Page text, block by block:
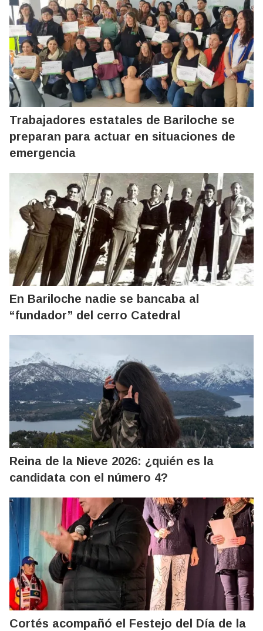
Trabajadores estatales de Bariloche se
preparan para actuar en situaciones de
emergencia
En Bariloche nadie se bancaba al
“fundador” del cerro Catedral
Reina de la Nieve 2026: ¿quién es la
candidata con el número 4?
Cortés acompañó el Festejo del Día de la